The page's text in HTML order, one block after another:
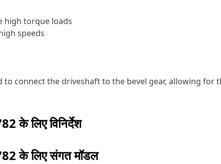
high torque loads
speeds
to connect the driveshaft to the bevel gear, allowing
के लिए विनिर्देश
के लिए संगत मॉडल